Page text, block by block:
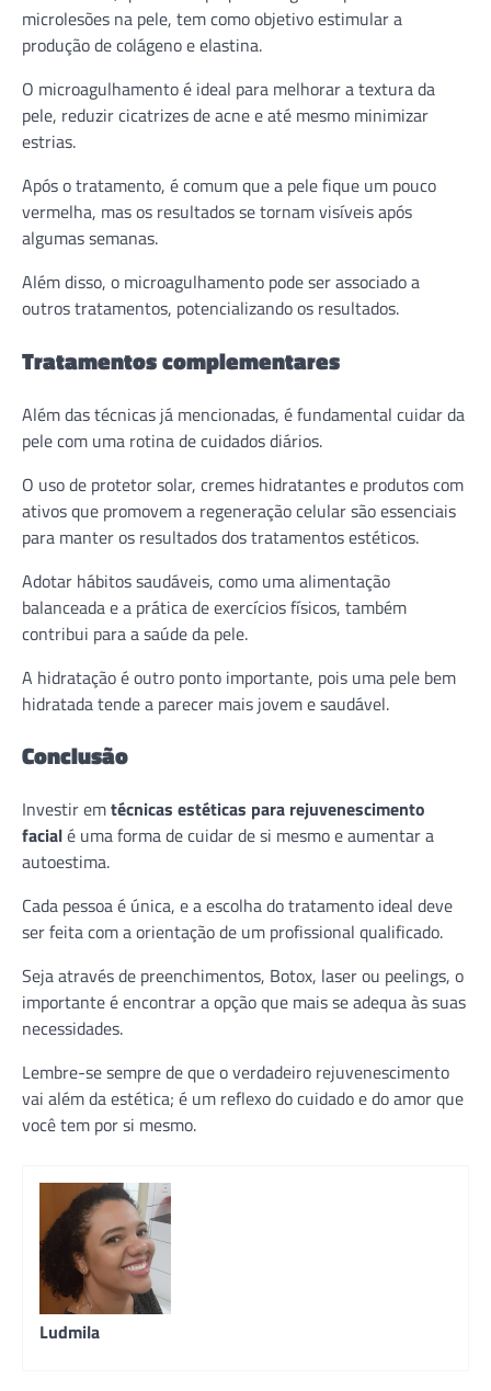
microlesões na pele, tem como objetivo estimular a
produção de colágeno e elastina.
O microagulhamento é ideal para melhorar a textura da
pele, reduzir cicatrizes de acne e até mesmo minimizar
estrias.
Após o tratamento, é comum que a pele fique um pouco
vermelha, mas os resultados se tornam visíveis após
algumas semanas.
Além disso, o microagulhamento pode ser associado a
outros tratamentos, potencializando os resultados.
Tratamentos complementares
Além das técnicas já mencionadas, é fundamental cuidar da
pele com uma rotina de cuidados diários.
O uso de protetor solar, cremes hidratantes e produtos com
ativos que promovem a regeneração celular são essenciais
para manter os resultados dos tratamentos estéticos.
Adotar hábitos saudáveis, como uma alimentação
balanceada e a prática de exercícios físicos, também
contribui para a saúde da pele.
A hidratação é outro ponto importante, pois uma pele bem
hidratada tende a parecer mais jovem e saudável.
Conclusão
Investir emtécnicas estéticas para rejuvenescimento
facialé uma forma de cuidar de si mesmo e aumentar a
autoestima.
Cada pessoa é única, e a escolha do tratamento ideal deve
ser feita com a orientação de um profissional qualificado.
Seja através de preenchimentos, Botox, laser ou peelings, o
importante é encontrar a opção que mais se adequa às suas
necessidades.
Lembre-se sempre de que o verdadeiro rejuvenescimento
vai além da estética; é um reflexo do cuidado e do amor que
você tem por si mesmo.
Ludmila